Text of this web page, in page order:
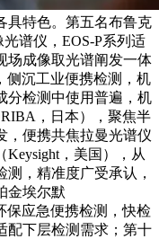
具特色。第五名布鲁克
光谱仪，EOS-P系列适
场成像取光谱阐发一体
侧沉工业便携检测，机
分检测中使用普遍，机
，日本），聚焦半
，便携共焦拉曼光谱仪
，美国），从
，精准度广受承认，
金埃尔默
保应急便携检测，快检
配下层检测需求；第十